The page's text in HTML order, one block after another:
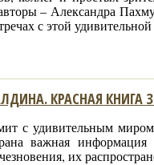
– Александра
с этой
КРАСНАЯ КНИГА
с удивительным
важная
их